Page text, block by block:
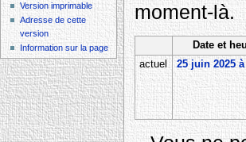
moment-là.
Date et
actuel
25 juin 2025 à
Version imprimable
Adresse de cette
version
Information sur la page